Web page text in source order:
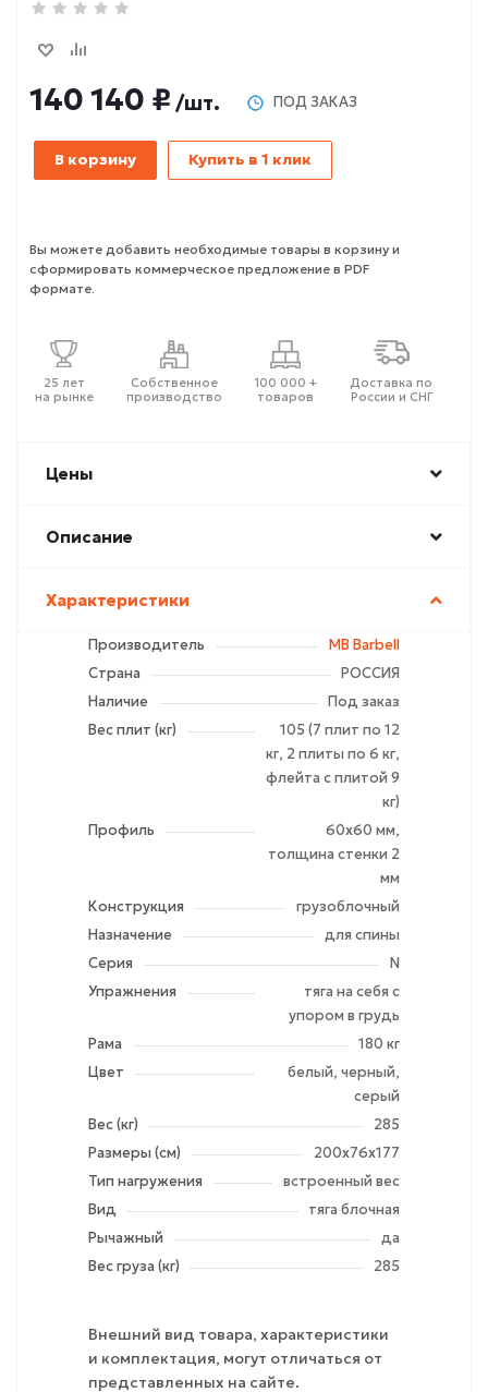
140 140 ₽ /шт. ПОД ЗАКАЗ
В корзину Купить в 1 клик
Вы можете добавить необходимые товары в корзину и
сформировать коммерческое предложение в PDF
формате.
25 лет
на рынке
Собственное
производство
100 000 +
товаров
Доставка по
России и СНГ
Цены
Описание
Характеристики
Производитель
MB Barbell
Страна
РОССИЯ
Наличие
Под заказ
Вес плит (кг)
105 (7 плит по 12
кг, 2 плиты по 6 кг,
флейта с плитой 9
кг)
Профиль
60х60 мм,
толщина стенки 2
мм
Конструкция
грузоблочный
Назначение
для спины
Серия
N
Упражнения
тяга на себя с
упором в грудь
Рама
180 кг
Цвет
белый, черный,
серый
Вес (кг)
285
Размеры (см)
200х76х177
Тип нагружения
встроенный вес
Вид
тяга блочная
Рычажный
да
Вес груза (кг)
285
Внешний вид товара, характеристики
и комплектация, могут отличаться от
представленных на сайте.